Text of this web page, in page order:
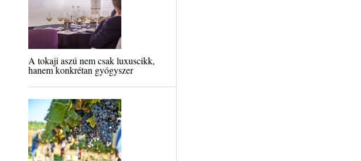
A tokaji aszú nem csak luxuscikk,
hanem konkrétan gyógyszer